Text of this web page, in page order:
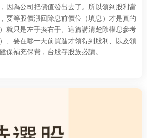
因為公司把價值發出去了。所以領到股利當
要等股價漲回除息前價位（填息）才是真的
就只是左手換右手。這篇講清楚除權息參考
、要在哪一天前買進才領得到股利、以及領
保補充保費，台股存股族必讀。